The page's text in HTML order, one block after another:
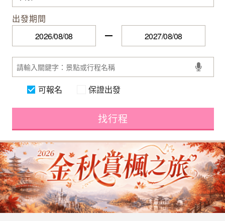
出發期間
可報名 保證出發
找行程